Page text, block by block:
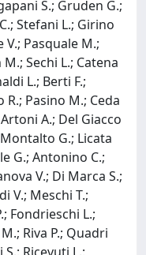
S.; Gruden G.;
Stefani L.; Girino
V.; Pasquale M.;
Sechi L.; Catena
L.; Berti F.;
R.; Pasino M.; Ceda
A.; Del Giacco
G.; Licata
G.; Antonino C.;
V.; Di Marca S.;
V.; Meschi T.;
Fondrieschi L.;
Riva P.; Quadri